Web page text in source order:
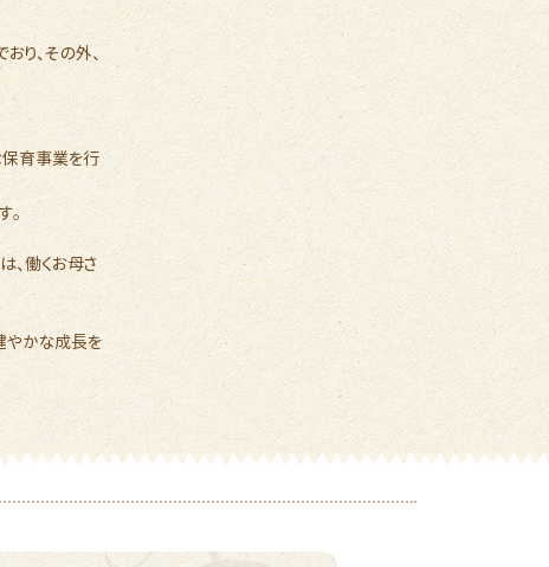
り、その外、
保育事業を行
。
、働くお母さ
やかな成長を